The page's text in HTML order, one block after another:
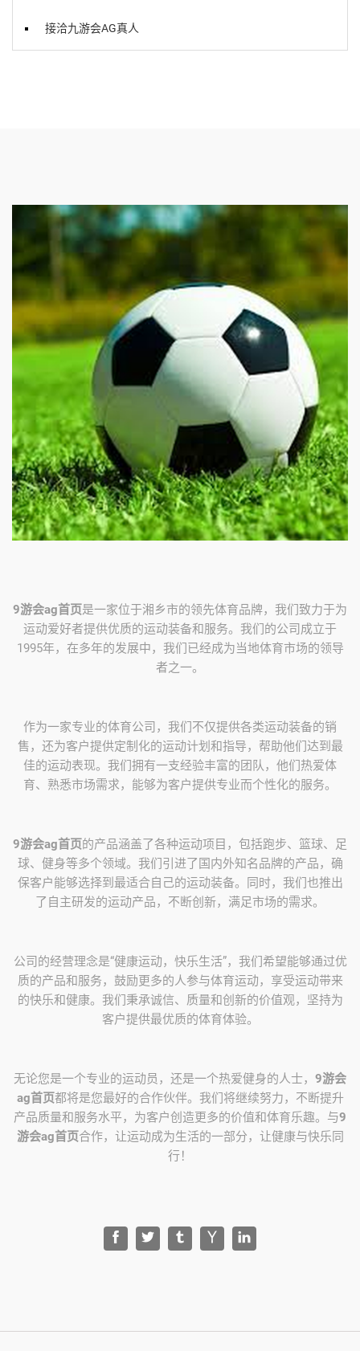
接洽九游会AG真人
9游会ag首页是一家位于湘乡市的领先体育品牌，我们致力于为
运动爱好者提供优质的运动装备和服务。我们的公司成立于
1995年，在多年的发展中，我们已经成为当地体育市场的领导
者之一。
作为一家专业的体育公司，我们不仅提供各类运动装备的销
售，还为客户提供定制化的运动计划和指导，帮助他们达到最
佳的运动表现。我们拥有一支经验丰富的团队，他们热爱体
育、熟悉市场需求，能够为客户提供专业而个性化的服务。
9游会ag首页的产品涵盖了各种运动项目，包括跑步、篮球、足
球、健身等多个领域。我们引进了国内外知名品牌的产品，确
保客户能够选择到最适合自己的运动装备。同时，我们也推出
了自主研发的运动产品，不断创新，满足市场的需求。
公司的经营理念是“健康运动，快乐生活”，我们希望能够通过优
质的产品和服务，鼓励更多的人参与体育运动，享受运动带来
的快乐和健康。我们秉承诚信、质量和创新的价值观，坚持为
客户提供最优质的体育体验。
无论您是一个专业的运动员，还是一个热爱健身的人士， 9游会
ag首页都将是您最好的合作伙伴。我们将继续努力，不断提升
产品质量和服务水平，为客户创造更多的价值和体育乐趣。与9
游会ag首页合作，让运动成为生活的一部分，让健康与快乐同
行！